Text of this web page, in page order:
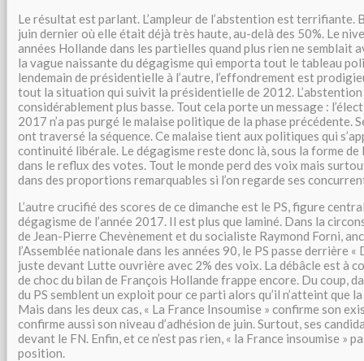
Le résultat est parlant. L’ampleur de l’abstention est terrifiante.
juin dernier où elle était déjà très haute, au-delà des 50%. Le
années Hollande dans les partielles quand plus rien ne semblait
la vague naissante du dégagisme qui emporta tout le tableau
lendemain de présidentielle à l’autre, l’effondrement est
tout la situation qui suivit la présidentielle de 2012.
considérablement plus basse. Tout cela porte un message :
2017 n’a pas purgé le malaise politique de la phase précédente.
ont traversé la séquence. Ce malaise tient aux politiques qui
continuité libérale. Le dégagisme reste donc là, sous la forme de
dans le reflux des votes. Tout le monde perd des voix mais
dans des proportions remarquables si l’on regarde ses
L’autre crucifié des scores de ce dimanche est le PS, figure
dégagisme de l’année 2017. Il est plus que laminé. Dans la
de Jean-Pierre Chevènement et du socialiste Raymond Forni,
l’Assemblée nationale dans les années 90, le PS passe derrière «
juste devant Lutte ouvrière avec 2% des voix. La débâcle est à
de choc du bilan de François Hollande frappe encore. Du coup,
du PS semblent un exploit pour ce parti alors qu’il n’atteint que
Mais dans les deux cas, « La France Insoumise » confirme son
confirme aussi son niveau d’adhésion de juin. Surtout, ses
devant le FN. Enfin, et ce n’est pas rien, « la France insoumise »
position.